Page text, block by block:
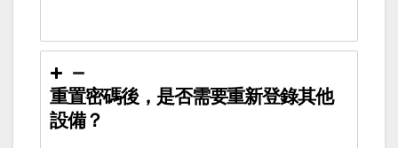
重置密碼後，是否需要重新登錄其他
設備？